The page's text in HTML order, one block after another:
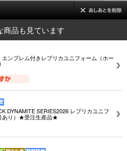
商品も見ています
ンブレム付きレプリカユニフォーム（ホー
DYNAMITE SERIES2026 レプリカユニフ
あり）★受注生産品★